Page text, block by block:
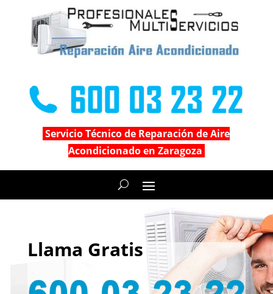
Servicio Técnico de Reparación de Aire
Acondicionado en Zaragoza
Llama Gratis